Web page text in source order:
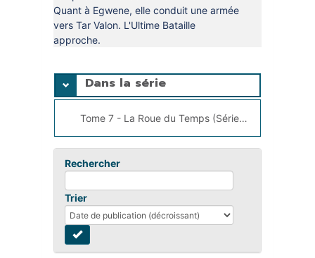
Quant à Egwene, elle conduit une armée
vers Tar Valon. L'Ultime Bataille
approche.
Dans la série
Tome 7 - La Roue du Temps (Série), Jordan, Robert
Rechercher
Trier